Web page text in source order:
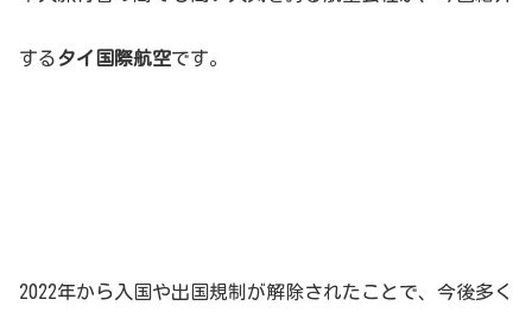
する タイ国際航空です。
2022年から入国や出国規制が解除されたことで、今後多く